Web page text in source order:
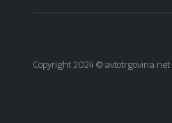
Copyright 2024 © avtotrgovina.net